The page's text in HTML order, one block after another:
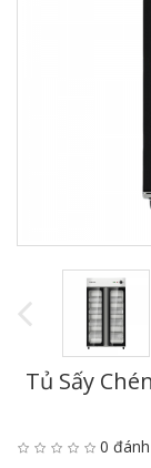
Tủ Sấy
0